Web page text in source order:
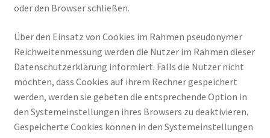
oder den Browser schließen.
Über den Einsatz von Cookies im Rahmen pseudonymer
Reichweitenmessung werden die Nutzer im Rahmen dieser
Datenschutzerklärung informiert. Falls die Nutzer nicht
möchten, dass Cookies auf ihrem Rechner gespeichert
werden, werden sie gebeten die entsprechende Option in
den Systemeinstellungen ihres Browsers zu deaktivieren.
Gespeicherte Cookies können in den Systemeinstellungen